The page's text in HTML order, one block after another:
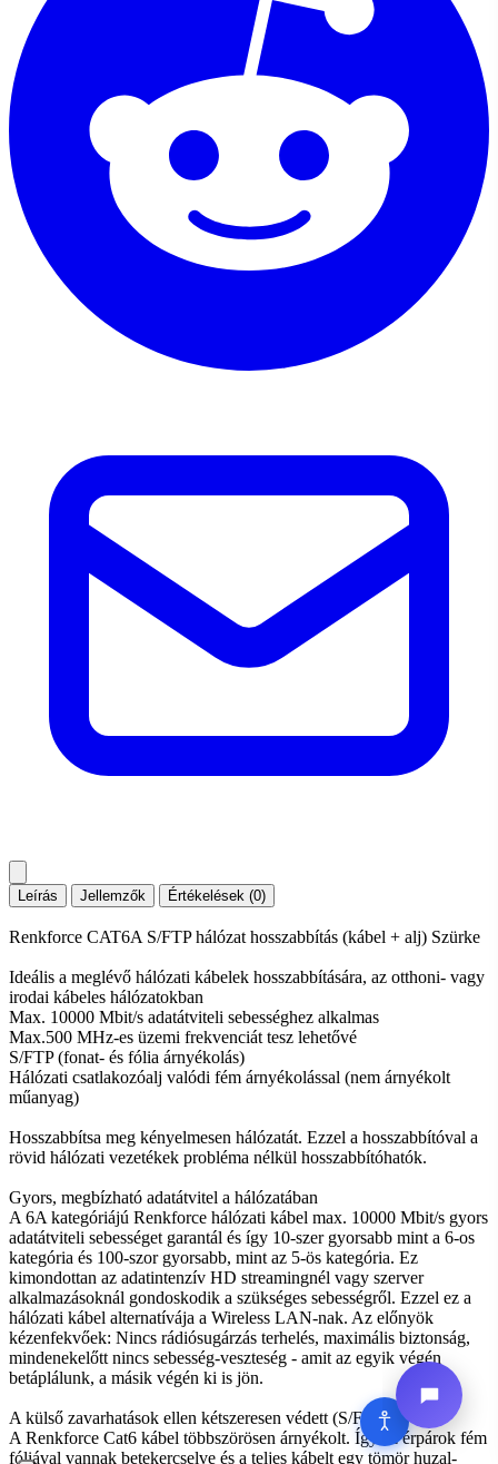
Leírás Jellemzők Értékelések (0)
Renkforce CAT6A S/FTP hálózat hosszabbítás (kábel + alj) Szürke
Ideális a meglévő hálózati kábelek hosszabbítására, az otthoni- vagy
irodai kábeles hálózatokban
Max. 10000 Mbit/s adatátviteli sebességhez alkalmas
Max.500 MHz-es üzemi frekvenciát tesz lehetővé
S/FTP (fonat- és fólia árnyékolás)
Hálózati csatlakozóalj valódi fém árnyékolással (nem árnyékolt
műanyag)
Hosszabbítsa meg kényelmesen hálózatát. Ezzel a hosszabbítóval a
rövid hálózati vezetékek probléma nélkül hosszabbítóhatók.
Gyors, megbízható adatátvitel a hálózatában
A 6A kategóriájú Renkforce hálózati kábel max. 10000 Mbit/s gyors
adatátviteli sebességet garantál és így 10-szer gyorsabb mint a 6-os
kategória és 100-szor gyorsabb, mint az 5-ös kategória. Ez
kimondottan az adatintenzív HD streamingnél vagy szerver
alkalmazásoknál gondoskodik a szükséges sebességről. Ezzel ez a
hálózati kábel alternatívája a Wireless LAN-nak. Az előnyök
kézenfekvőek: Nincs rádiósugárzás terhelés, maximális biztonság,
mindenekelőtt nincs sebesség-veszteség - amit az egyik végén
betáplálunk, a másik végén ki is jön.
A külső zavarhatások ellen kétszeresen védett (S/FTP)
A Renkforce Cat6 kábel többszörösen árnyékolt. Így az érpárok fém
fóliával vannak betekercselve és a teljes kábelt egy tömör huzal-